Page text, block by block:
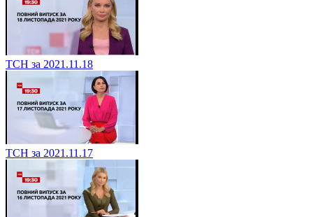
ТСН за 2021.11.18
ТСН за 2021.11.17